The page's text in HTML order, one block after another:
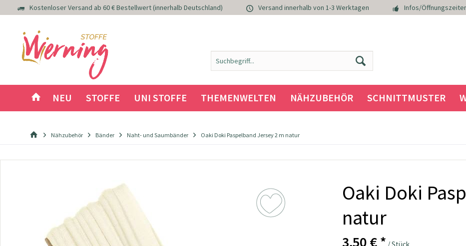
Kostenloser Versand ab 60 € Bestellwert (innerhalb Deutschland) Versand innerhalb von 1-3 Werktagen Infos/
NEU STOFFE UNI STOFFE THEMENWELTEN NÄHZUBEHÖR SCHNITTMUSTER
Nähzubehör Bänder Naht- und Saumbänder Oaki Doki Paspelband Jersey 2 m natur
Oaki Doki
natur
3,50 € *